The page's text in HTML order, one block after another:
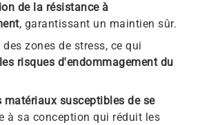
de la résistance à
, garantissant un maintien sûr.
zones de stress, ce qui
risques d'endommagement du
matériaux susceptibles de se
à sa conception qui réduit les